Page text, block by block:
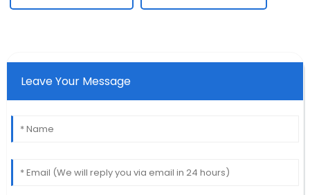
Leave Your Message